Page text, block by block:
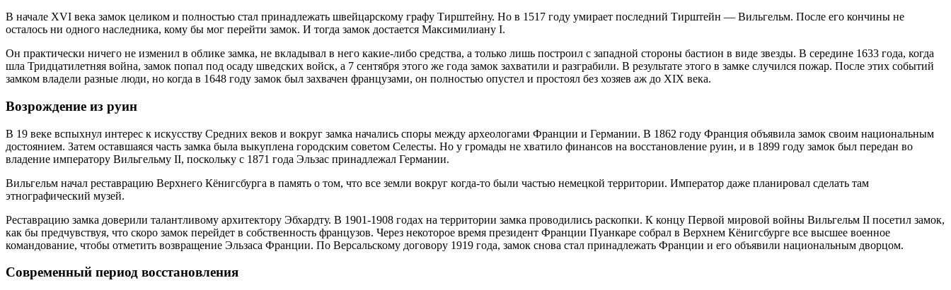
В начале XVI века замок целиком и полностью стал принадлежать швейцарскому графу Тирштейну. Но в 1517 году умирает последний Тирштейн — Вильгельм. После его кончины не
осталось ни одного наследника, кому бы мог перейти замок. И тогда замок достается Максимилиану I.
Он практически ничего не изменил в облике замка, не вкладывал в него какие-либо средства, а только лишь построил с западной стороны бастион в виде звезды. В середине 1633 года, когда
шла Тридцатилетняя война, замок попал под осаду шведских войск, а 7 сентября этого же года замок захватили и разграбили. В результате этого в замке случился пожар. После этих событий
замком владели разные люди, но когда в 1648 году замок был захвачен французами, он полностью опустел и простоял без хозяев аж до XIX века.
Возрождение из руин
В 19 веке вспыхнул интерес к искусству Средних веков и вокруг замка начались споры между археологами Франции и Германии. В 1862 году Франция объявила замок своим национальным
достоянием. Затем оставшаяся часть замка была выкуплена городским советом Селесты. Но у громады не хватило финансов на восстановление руин, и в 1899 году замок был передан во
владение императору Вильгельму II, поскольку с 1871 года Эльзас принадлежал Германии.
Вильгельм начал реставрацию Верхнего Кёнигсбурга в память о том, что все земли вокруг когда-то были частью немецкой территории. Император даже планировал сделать там
этнографический музей.
Реставрацию замка доверили талантливому архитектору Эбхардту. В 1901-1908 годах на территории замка проводились раскопки. К концу Первой мировой войны Вильгельм II посетил замок,
как бы предчувствуя, что скоро замок перейдет в собственность французов. Через некоторое время президент Франции Пуанкаре собрал в Верхнем Кёнигсбурге все высшее военное
командование, чтобы отметить возвращение Эльзаса Франции. По Версальскому договору 1919 года, замок снова стал принадлежать Франции и его объявили национальным дворцом.
Современный период восстановления